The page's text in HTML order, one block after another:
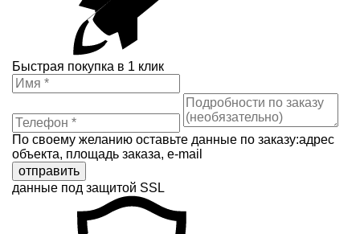
Быстрая покупка в 1 клик
По своему желанию оставьте данные по заказу:адрес
объекта, площадь заказа, e-mail
отправить
данные под защитой SSL